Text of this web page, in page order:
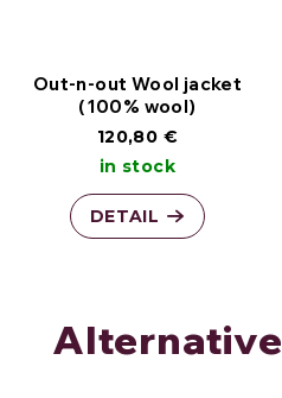
Out-n-out Wool jacket
(100% wool)
120,80 €
in stock
DETAIL